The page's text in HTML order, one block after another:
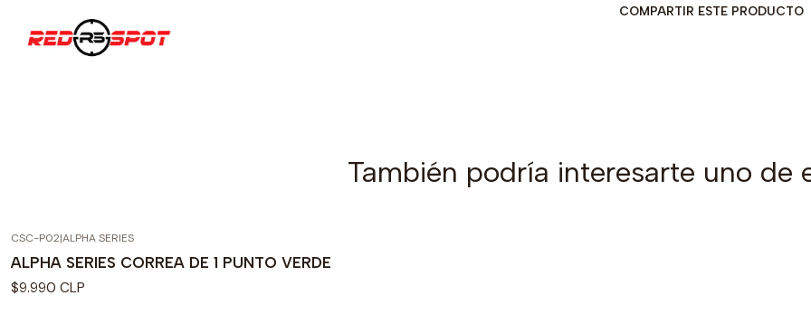
COMPARTIR ESTE PRODUCTO
También podría interesarte uno de
CSC-P02|ALPHA SERIES
ALPHA SERIES CORREA DE 1 PUNTO VERDE
$9.990 CLP